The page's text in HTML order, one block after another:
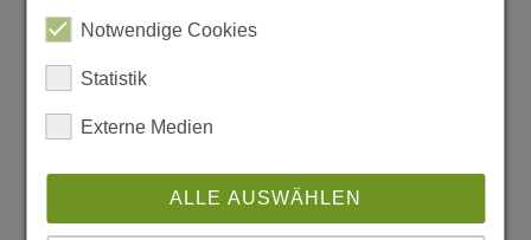
FÜR WOHNKULTUR
Notwendige Cookies
Statistik
Externe Medien
ALLE AUSWÄHLEN